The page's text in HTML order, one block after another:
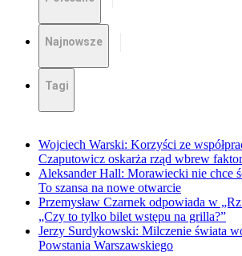
Najnowsze
Tagi
Wojciech Warski: Korzyści ze
Czaputowicz oskarża rząd wbrew
Aleksander Hall: Morawiecki nie chce
To szansa na nowe otwarcie
Przemysław Czarnek odpowiada w
„Czy to tylko bilet wstępu na grilla?”
Jerzy Surdykowski: Milczenie świata
Powstania Warszawskiego